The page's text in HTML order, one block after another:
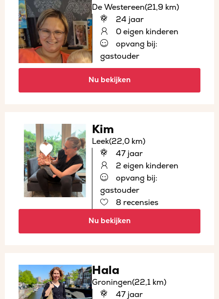
De Westereen(21,9 km)
24 jaar
0 eigen kinderen
opvang bij:
gastouder
Nu bekijken
Kim
Leek(22,0 km)
47 jaar
2 eigen kinderen
opvang bij:
gastouder
8 recensies
Nu bekijken
Hala
Groningen(22,1 km)
47 jaar